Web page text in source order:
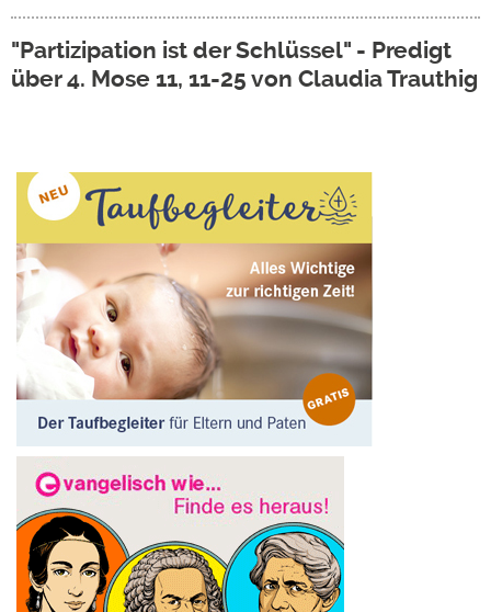
"Partizipation ist der Schlüssel" - Predigt
über 4. Mose 11, 11-25 von Claudia Trauthig